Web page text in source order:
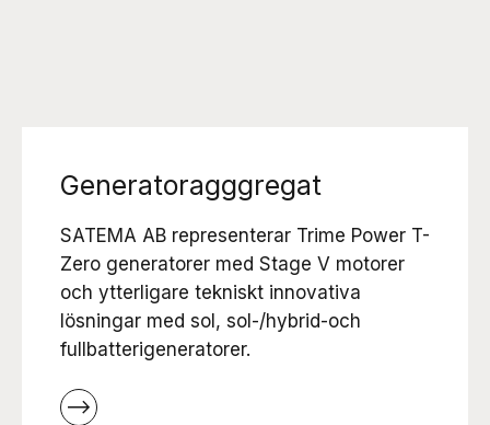
Generatoragggregat
SATEMA AB representerar Trime Power T-
Zero generatorer med Stage V motorer
och ytterligare tekniskt innovativa
lösningar med sol, sol-/hybrid-och
fullbatterigeneratorer.